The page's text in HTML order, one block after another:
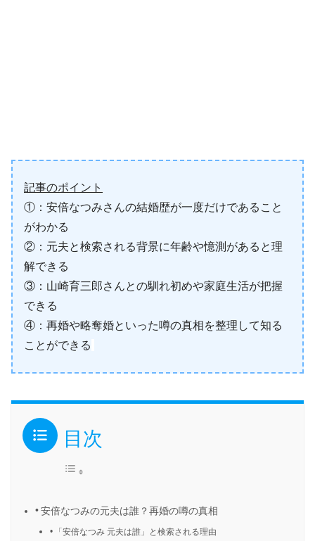
記事のポイント
①：安倍なつみさんの結婚歴が一度だけであること
がわかる
②：元夫と検索される背景に年齢や憶測があると理
解できる
③：山崎育三郎さんとの馴れ初めや家庭生活が把握
できる
④：再婚や略奪婚といった噂の真相を整理して知る
ことができる
目次
安倍なつみの元夫は誰？再婚の噂の真相
「安倍なつみ 元夫は誰」と検索される理由